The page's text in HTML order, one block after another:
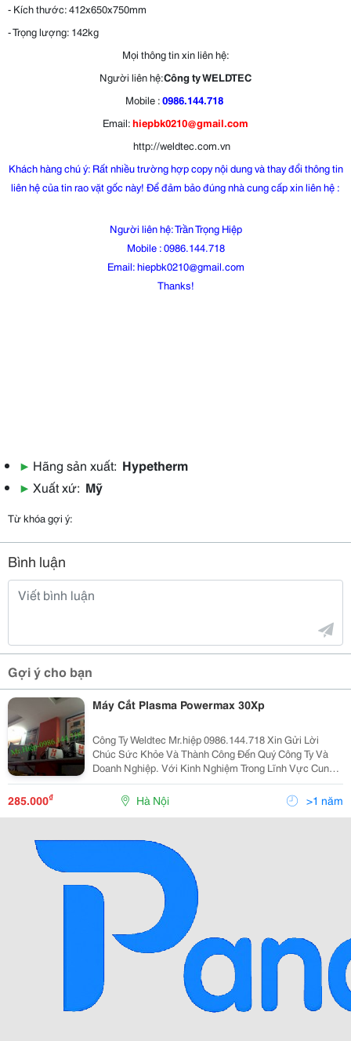
cable
Inverter -IGBT
- Kích thước: 412x650x750mm
- Trọng lượng: 142kg
Mọi thông tin xin liên hệ:
Người liên hệ:Công ty WELDTEC
Mobile :0986.144.718
Email:hiepbk0210@gmail.com
http://weldtec.com.vn
Khách hàng chú ý: Rất nhiều trường hợp copy nội dung và thay đổi thông tin
liên hệ của tin rao vặt gốc này! Để đảm bảo đúng nhà cung cấp xin liên hệ :
Người liên hệ: Trần Trọng Hiệp
Mobile : 0986.144.718
Email: hiepbk0210@gmail.com
Thanks!
▶ Hãng sản xuất: Hypetherm
▶ Xuất xứ: Mỹ
Từ khóa gợi ý:
Bình luận
Gợi ý cho bạn
Máy Cắt Plasma Powermax 30Xp
Công Ty Weldtec Mr.hiệp 0986.144.718 Xin Gửi Lời
Chúc Sức Khỏe Và Thành Công Đến Quý Công Ty Và
Doanh Nghiệp. Với Kinh Nghiệm Trong Lĩnh Vực Cung
Cấp Thiết Bị Và Vật Liệu Hàn, Cắt Weldtec Tự Hào Là
Doanh Nghiệp Lớn Và Uy Tín Hàng Đầu Việt Nam. Các
285.000₫ Hà Nội >1 năm